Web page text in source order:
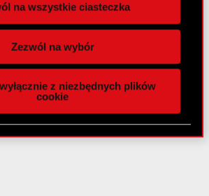
pliki cookie do
i analizować ruch w
Informacje o tym, jak korzystasz
udostępniamy partnerom
połączyć te informacje z innymi
od Ciebie lub uzyskanymi
z ich usług. Kontynuując
cookie.
na wszystkie ciasteczka
Zezwól na wybór
z niezbędnych plików
cookie
rozwój